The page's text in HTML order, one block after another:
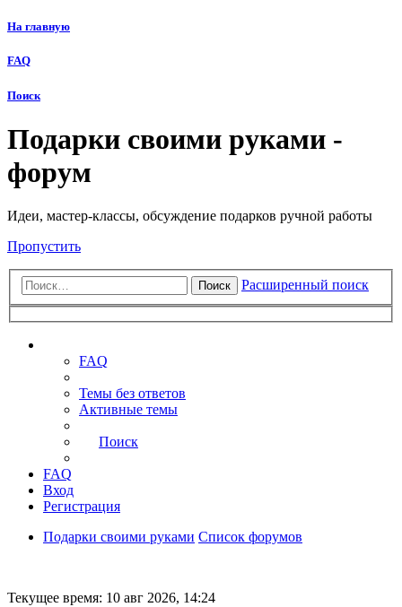
На главную
FAQ
Поиск
Подарки своими руками -
форум
Идеи, мастер-классы, обсуждение подарков ручной работы
Пропустить
Поиск Расширенный поиск
FAQ
Темы без ответов
Активные темы
Поиск
FAQ
Вход
Регистрация
Подарки своими руками Список форумов
Текущее время: 10 авг 2026, 14:24